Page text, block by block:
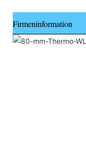
Firmeninformation